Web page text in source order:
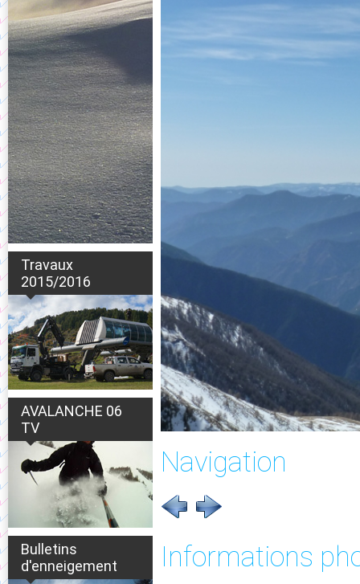
Travaux
2015/2016
AVALANCHE 06
TV
Bulletins
d'enneigement
Navigation
Informations